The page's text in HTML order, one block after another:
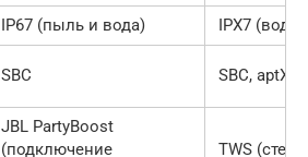
IP67 (пыль и вода)
IPX7 (вода)
SBC SBC, aptX
JBL PartyBoost
(подключение
TWS